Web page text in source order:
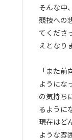
そんな中
競技への
てくださ
えとなり
「また
ようにな
の気持ち
るように
現在はど
ような雰